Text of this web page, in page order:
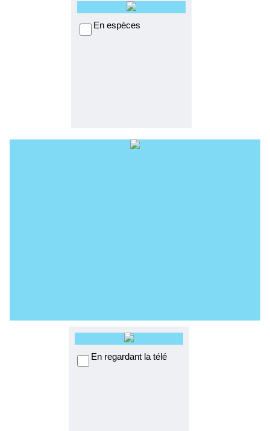
En espèces
En regardant la télé